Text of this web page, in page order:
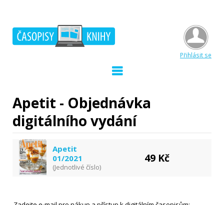
Přihlásit se
Apetit - Objednávka
digitálního vydání
Apetit
01/2021
(Jednotlivé číslo)
49 Kč